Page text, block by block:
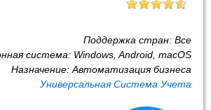
Поддержка стран: Все
система: Windows, Android, macOS
Назначение: Автоматизация бизнеса
Универсальная Система Учета